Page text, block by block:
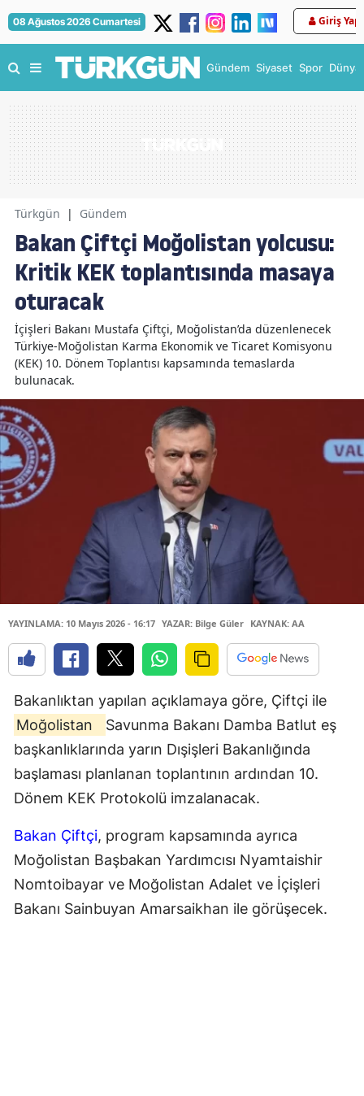
08 Ağustos 2026 Cumartesi Giriş Yap
Gündem Siyaset Spor Dünya
Türkgün | Gündem
Bakan Çiftçi Moğolistan yolcusu:
Kritik KEK toplantısında masaya
oturacak
İçişleri Bakanı Mustafa Çiftçi, Moğolistan’da düzenlenecek
Türkiye-Moğolistan Karma Ekonomik ve Ticaret Komisyonu
(KEK) 10. Dönem Toplantısı kapsamında temaslarda
bulunacak.
YAYINLAMA: 10 Mayıs 2026 - 16:17 YAZAR: Bilge Güler KAYNAK: AA
Bakanlıktan yapılan açıklamaya göre, Çiftçi ile
Moğolistan
Savunma Bakanı Damba Batlut eş
başkanlıklarında yarın Dışişleri Bakanlığında
başlaması planlanan toplantının ardından 10.
Dönem KEK Protokolü imzalanacak.
Bakan Çiftçi, program kapsamında ayrıca
Moğolistan Başbakan Yardımcısı Nyamtaishir
Nomtoibayar ve Moğolistan Adalet ve İçişleri
Bakanı Sainbuyan Amarsaikhan ile görüşecek.